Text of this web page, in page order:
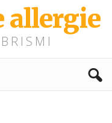
allergie